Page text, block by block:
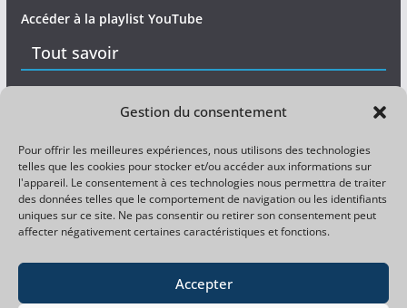
Gestion du consentement
Pour offrir les meilleures expériences, nous utilisons des technologies
telles que les cookies pour stocker et/ou accéder aux informations sur
l'appareil. Le consentement à ces technologies nous permettra de traiter
des données telles que le comportement de navigation ou les identifiants
uniques sur ce site. Ne pas consentir ou retirer son consentement peut
affecter négativement certaines caractéristiques et fonctions.
Accepter
Accéder à la playlist YouTube
Tout savoir
Divers
Magazine pêche gratuit